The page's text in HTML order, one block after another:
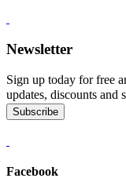
Newsletter
Sign up today for free
updates, discounts and
Subscribe
Facebook